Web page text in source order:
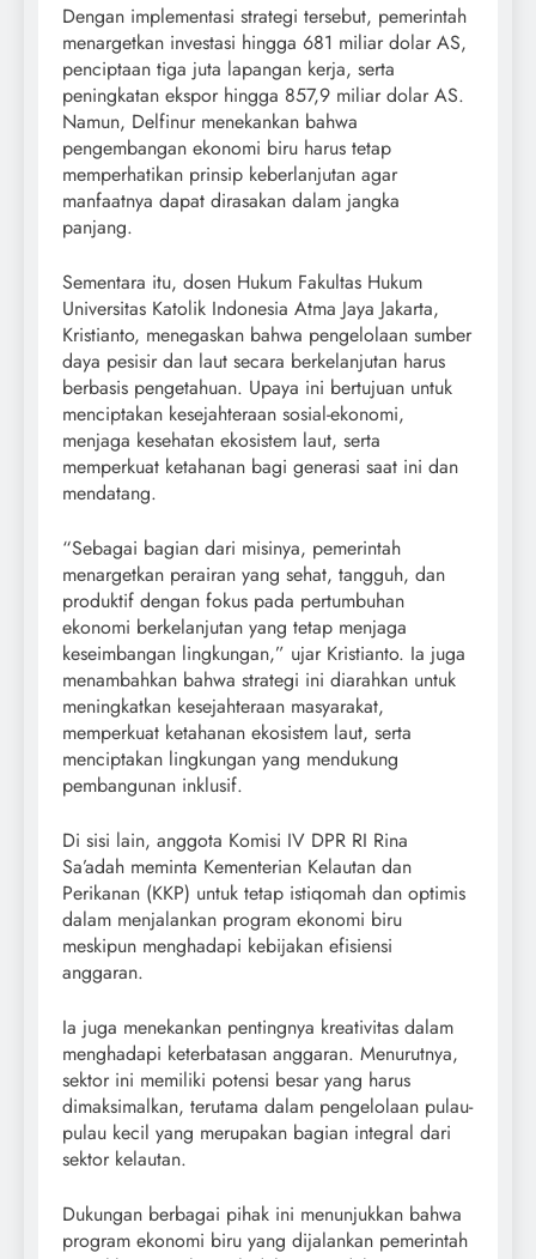
Dengan implementasi strategi tersebut, pemerintah
menargetkan investasi hingga 681 miliar dolar AS,
penciptaan tiga juta lapangan kerja, serta
peningkatan ekspor hingga 857,9 miliar dolar AS.
Namun, Delfinur menekankan bahwa
pengembangan ekonomi biru harus tetap
memperhatikan prinsip keberlanjutan agar
manfaatnya dapat dirasakan dalam jangka
panjang.
Sementara itu, dosen Hukum Fakultas Hukum
Universitas Katolik Indonesia Atma Jaya Jakarta,
Kristianto, menegaskan bahwa pengelolaan sumber
daya pesisir dan laut secara berkelanjutan harus
berbasis pengetahuan. Upaya ini bertujuan untuk
menciptakan kesejahteraan sosial-ekonomi,
menjaga kesehatan ekosistem laut, serta
memperkuat ketahanan bagi generasi saat ini dan
mendatang.
“Sebagai bagian dari misinya, pemerintah
menargetkan perairan yang sehat, tangguh, dan
produktif dengan fokus pada pertumbuhan
ekonomi berkelanjutan yang tetap menjaga
keseimbangan lingkungan,” ujar Kristianto. Ia juga
menambahkan bahwa strategi ini diarahkan untuk
meningkatkan kesejahteraan masyarakat,
memperkuat ketahanan ekosistem laut, serta
menciptakan lingkungan yang mendukung
pembangunan inklusif.
Di sisi lain, anggota Komisi IV DPR RI Rina
Sa’adah meminta Kementerian Kelautan dan
Perikanan (KKP) untuk tetap istiqomah dan optimis
dalam menjalankan program ekonomi biru
meskipun menghadapi kebijakan efisiensi
anggaran.
Ia juga menekankan pentingnya kreativitas dalam
menghadapi keterbatasan anggaran. Menurutnya,
sektor ini memiliki potensi besar yang harus
dimaksimalkan, terutama dalam pengelolaan pulau-
pulau kecil yang merupakan bagian integral dari
sektor kelautan.
Dukungan berbagai pihak ini menunjukkan bahwa
program ekonomi biru yang dijalankan pemerintah